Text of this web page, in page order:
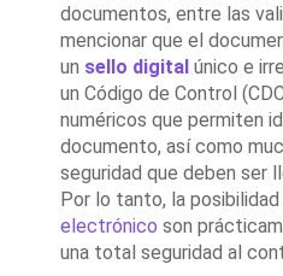
documentos, entre las
mencionar que el
un sello digital único e
un Código de Control
numéricos que permiten
documento, así como
seguridad que deben ser
Por lo tanto, la
electrónico son
una total seguridad al